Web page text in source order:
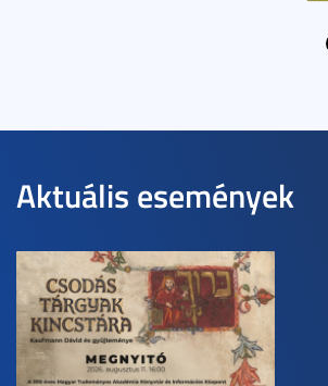
Aktuális események